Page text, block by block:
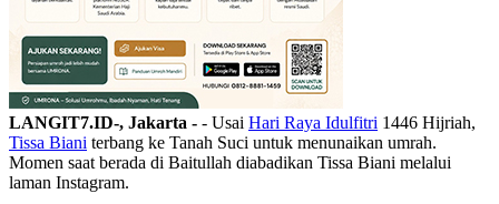
LANGIT7.ID-, Jakarta - - Usai Hari Raya Idulfitri 1446 Hijriah,
Tissa Biani terbang ke Tanah Suci untuk menunaikan umrah.
Momen saat berada di Baitullah diabadikan Tissa Biani melalui
laman Instagram.